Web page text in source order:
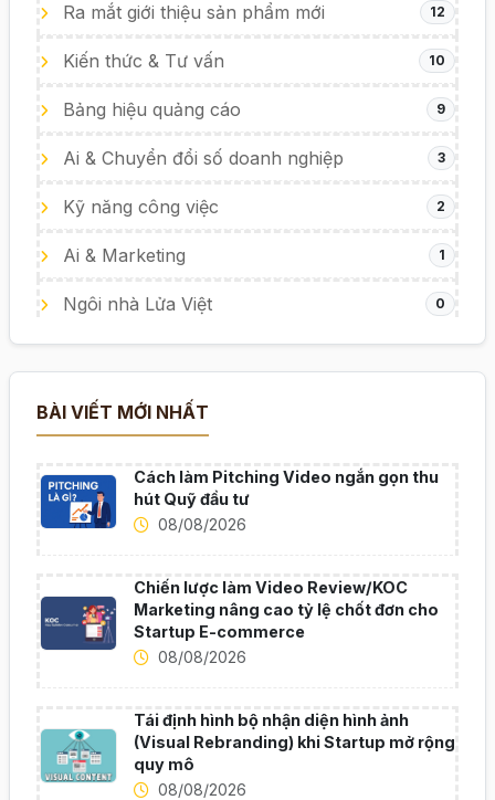
Ra mắt giới thiệu sản phẩm mới 12
Kiến thức & Tư vấn 10
Bảng hiệu quảng cáo 9
Ai & Chuyển đổi số doanh nghiệp 3
Kỹ năng công việc 2
Ai & Marketing 1
Ngôi nhà Lửa Việt 0
BÀI VIẾT MỚI NHẤT
Cách làm Pitching Video ngắn gọn thu
hút Quỹ đầu tư
08/08/2026
Chiến lược làm Video Review/KOC
Marketing nâng cao tỷ lệ chốt đơn cho
Startup E-commerce
08/08/2026
Tái định hình bộ nhận diện hình ảnh
(Visual Rebranding) khi Startup mở rộng
quy mô
08/08/2026